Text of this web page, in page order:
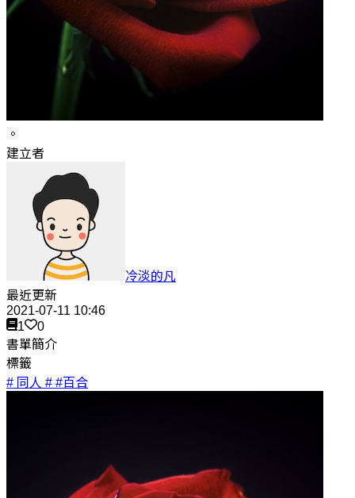
。
建立者
冷淡的凡
最近更新
2021-07-11 10:46
1
0
書單簡介
標籤
# 同人 # #百合